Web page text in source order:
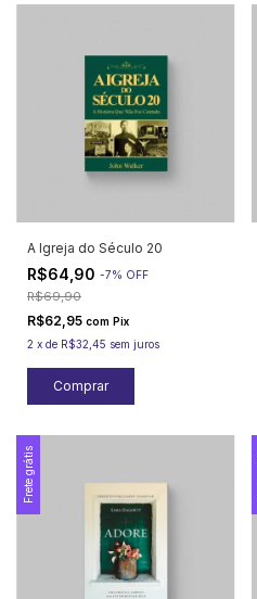
A Igreja do Século 20
R$64,90 -7% OFF
R$69,90
R$62,95 com Pix
2 x de R$32,45 sem juros
Frete grátis